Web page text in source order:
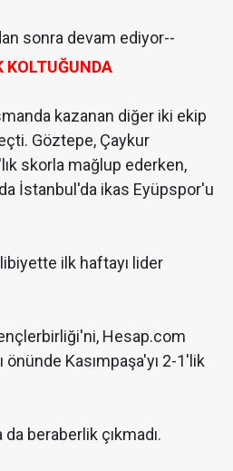
sonra devam ediyor--
KOLTUĞUNDA
kazanan diğer iki ekip
Göztepe, Çaykur
skorla mağlup ederken,
İstanbul'da ikas Eyüpspor'u
ilk haftayı lider
Hesap.com
Kasımpaşa'yı 2-1'lik
beraberlik çıkmadı.